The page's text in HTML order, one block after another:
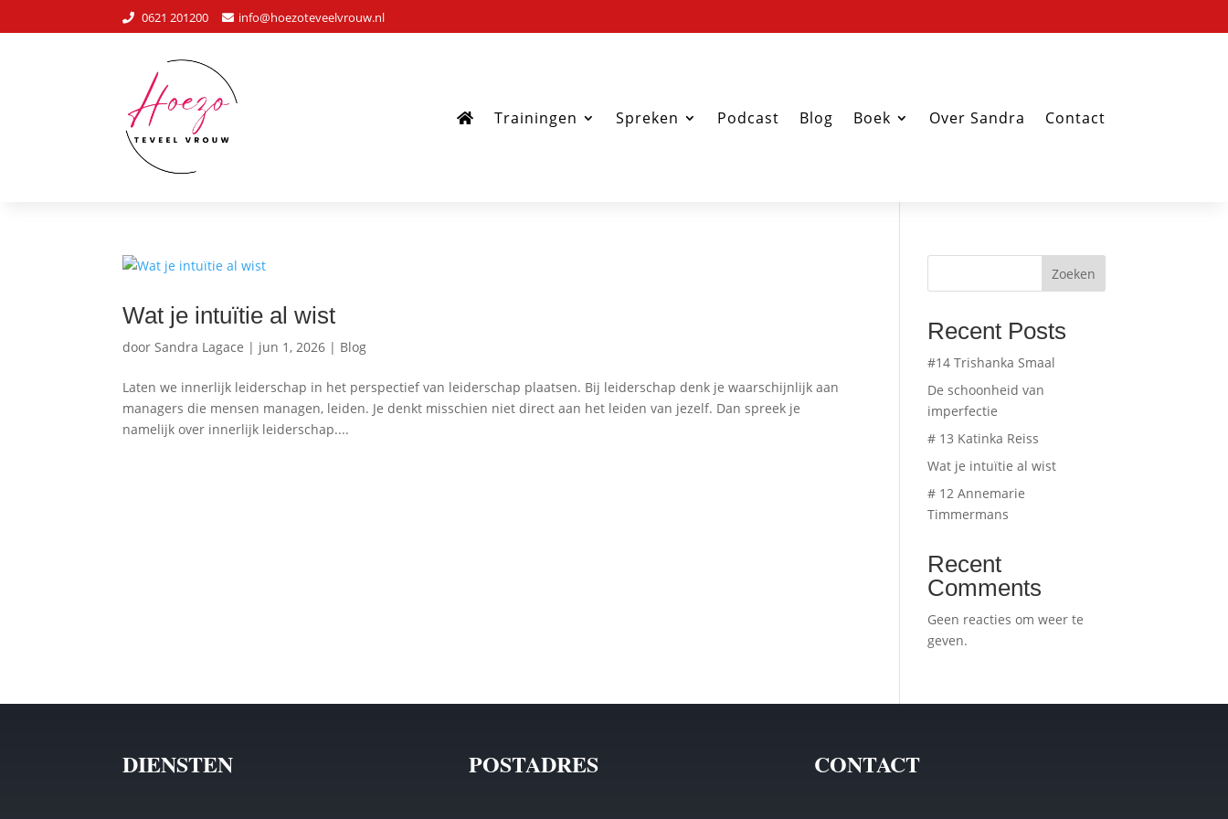
0621 201200 info@hoezoteveelvrouw.nl
Trainingen Spreken Podcast Blog Boek Over Sandra Contact
Wat je intuïtie al wist
doorSandra Lagace | jun 1, 2026 | Blog
Laten we innerlijk leiderschap in het perspectief van leiderschap plaatsen. Bij leiderschap denk je waarschijnlijk aan
managers die mensen managen, leiden. Je denkt misschien niet direct aan het leiden van jezelf. Dan spreek je
namelijk over innerlijk leiderschap....
Zoeken
Recent Posts
#14 Trishanka Smaal
De schoonheid van
imperfectie
# 13 Katinka Reiss
Wat je intuïtie al wist
# 12 Annemarie
Timmermans
Recent
Comments
Geen reacties om weer te
geven.
DIENSTEN POSTADRES CONTACT